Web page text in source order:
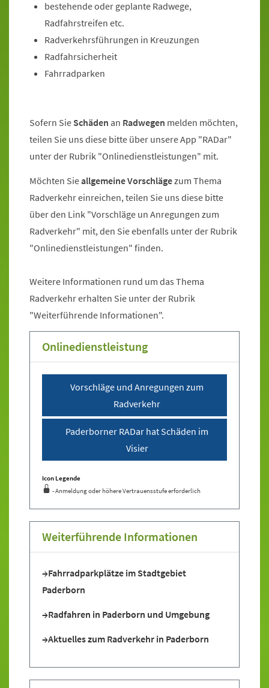
bestehende oder geplante Radwege,
Radfahrstreifen etc.
Radverkehrsführungen in Kreuzungen
Radfahrsicherheit
Fahrradparken
Sofern Sie Schäden an Radwegen melden möchten,
teilen Sie uns diese bitte über unsere App "RADar"
unter der Rubrik "Onlinedienstleistungen" mit.
Möchten Sieallgemeine Vorschlägezum Thema
Radverkehr einreichen, teilen Sie uns diese bitte
über den Link "Vorschläge un Anregungen zum
Radverkehr" mit, den Sie ebenfalls unter der Rubrik
"Onlinedienstleistungen" finden.
Weitere Informationen rund um das Thema
Radverkehr erhalten Sie unter der Rubrik
"Weiterführende Informationen".
Onlinedienstleistung
Sprung zur Icon Legende.
Vorschläge und Anregungen zum
Radverkehr
Paderborner RADar hat Schäden im
Visier
Icon Legende
- Anmeldung oder höhere Vertrauensstufe erforderlich
Weiterführende Informationen
Fahrradparkplätze im Stadtgebiet
Paderborn
Radfahren in Paderborn und Umgebung
Aktuelles zum Radverkehr in Paderborn